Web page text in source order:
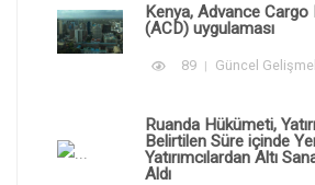
Kenya, Advance
(ACD) uygulaması
89 Güncel
Ruanda Hükümeti,
Belirtilen Süre içinde
Yatırımcılardan Altı
Aldı